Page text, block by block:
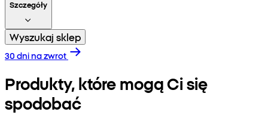
Szczegóły
Wyszukaj sklep
30 dni na zwrot
Produkty, które mogą Ci się
spodobać